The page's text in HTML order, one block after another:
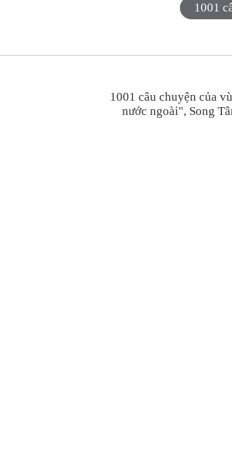
1001
1001 câu chuyện của
nước ngoài", Song